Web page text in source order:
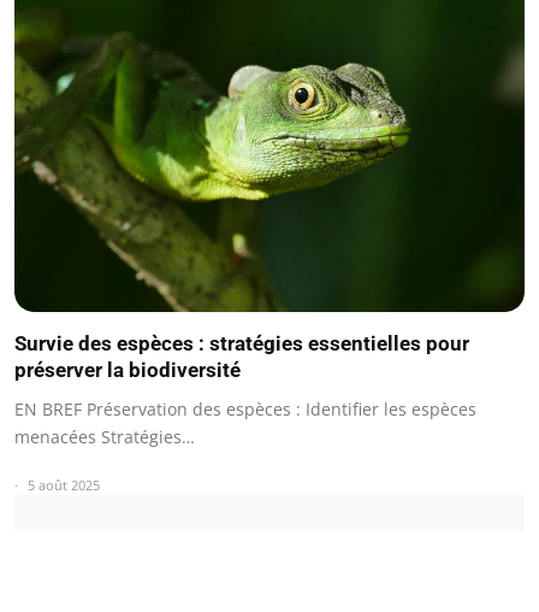
Survie des espèces : stratégies essentielles pour
préserver la biodiversité
EN BREF Préservation des espèces : Identifier les espèces
menacées Stratégies…
5 août 2025